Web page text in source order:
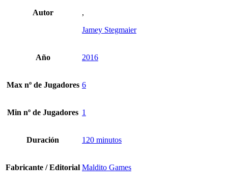
Autor
,
Jamey Stegmaier
Año 2016
Max nº de Jugadores 6
Min nº de Jugadores 1
Duración 120 minutos
Fabricante / Editorial Maldito Games